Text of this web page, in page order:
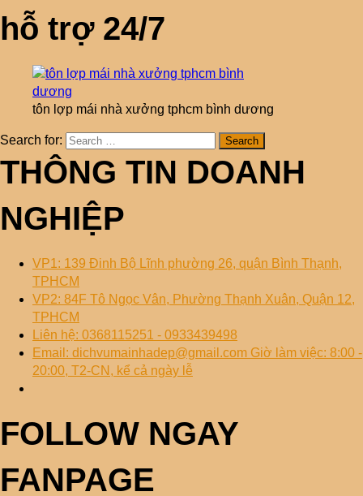
hỗ trợ 24/7
tôn lợp mái nhà xưởng tphcm bình dương
Search for:
THÔNG TIN DOANH
NGHIỆP
VP1: 139 Đinh Bộ Lĩnh phường 26, quận Bình Thạnh,
TPHCM
VP2: 84F Tô Ngọc Vân, Phường Thạnh Xuân, Quận 12,
TPHCM
Liên hệ: 0368115251 - 0933439498
Email: dichvumainhadep@gmail.com Giờ làm việc: 8:00 -
20:00, T2-CN, kể cả ngày lễ
FOLLOW NGAY
FANPAGE